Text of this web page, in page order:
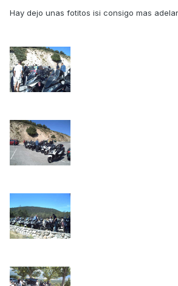
Hay dejo unas fotitos isi consigo mas